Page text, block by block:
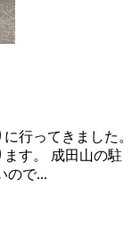
行ってきました。
す。 成田山の駐
ので...